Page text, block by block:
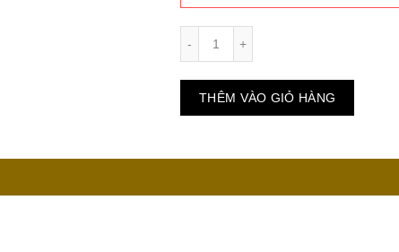
THÊM VÀO GIỎ HÀNG